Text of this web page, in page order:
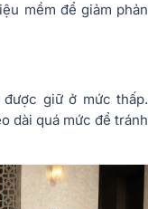
mềm để giảm phản
giữ ở mức thấp.
dài quá mức để tránh